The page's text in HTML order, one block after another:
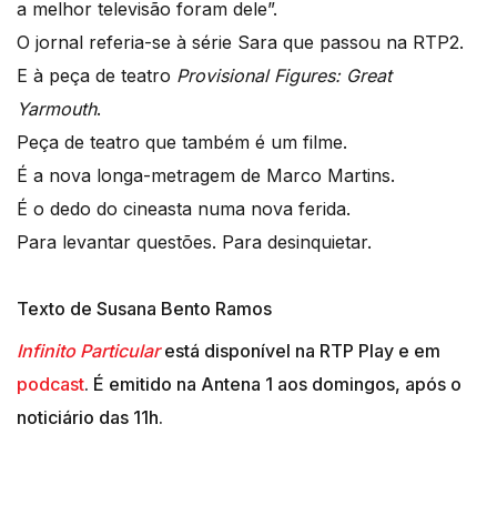
a melhor televisão foram dele”.
O jornal referia-se à série Sara que passou na RTP2.
E à peça de teatro Provisional Figures: Great
Yarmouth.
Peça de teatro que também é um filme.
É a nova longa-metragem de Marco Martins.
É o dedo do cineasta numa nova ferida.
Para levantar questões. Para desinquietar.
Texto de Susana Bento Ramos
Infinito Particularestá disponível na RTP Play e em
podcast. É emitido na Antena 1 aos domingos, após o
noticiário das 11h.